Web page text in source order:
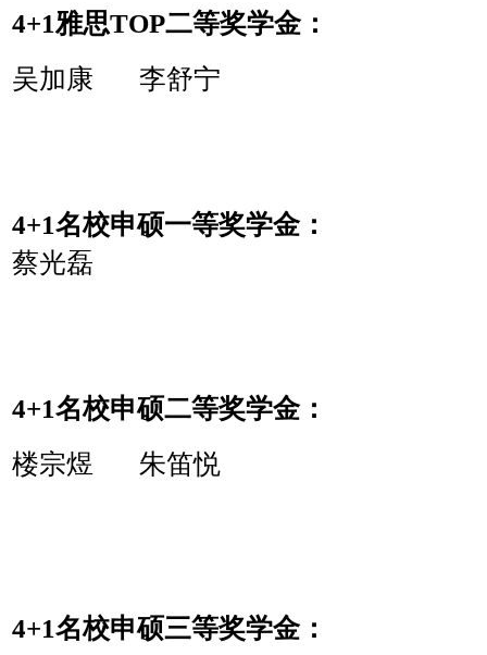
4+1雅思TOP二等奖学金：
吴加康 李舒宁
4+1名校申硕一等奖学金：
蔡光磊
4+1名校申硕二等奖学金：
楼宗煜 朱笛悦
4+1名校申硕三等奖学金：